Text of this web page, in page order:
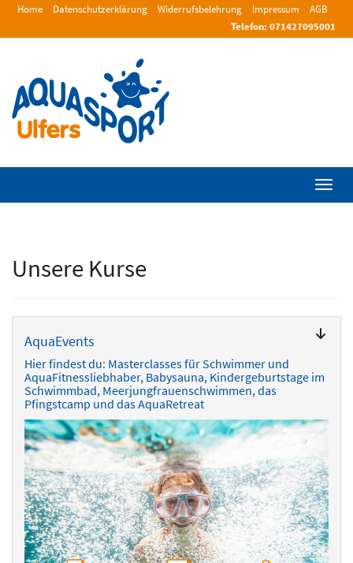
Home Datenschutzerklärung Widerrufsbelehrung Impressum
AGB
Telefon: 071427095001
Menü
Unsere Kurse
AquaEvents
Hier findest du: Masterclasses für Schwimmer und
AquaFitnessliebhaber, Babysauna, Kindergeburtstage im
Schwimmbad, Meerjungfrauenschwimmen, das
Pfingstcamp und das AquaRetreat